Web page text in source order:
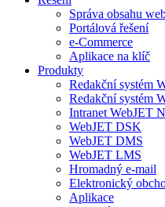
Správa obsahu
Portálová řešení
e-Commerce
Aplikace na klíč
Produkty
Redakční systém
Redakční systém
Intranet WebJET
WebJET DSK
WebJET DMS
WebJET LMS
Hromadný e-mail
Elektronický
Aplikace